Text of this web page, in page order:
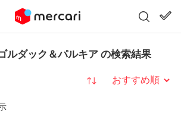
ルダック＆パルキア の検索結果
並び替え